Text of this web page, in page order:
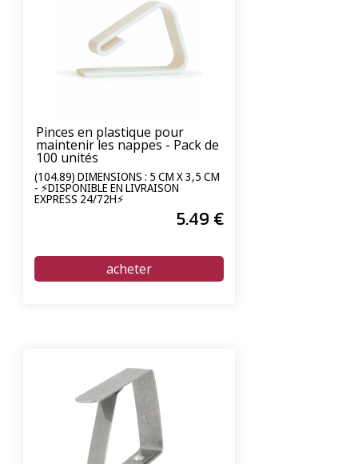
Pinces en plastique pour
maintenir les nappes - Pack de
100 unités
(104.89) DIMENSIONS : 5 CM X 3,5 CM
- ⚡DISPONIBLE EN LIVRAISON
EXPRESS 24/72H⚡
5.49 €